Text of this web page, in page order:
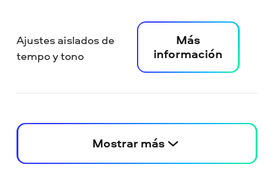
Ajustes aislados de
tempo y tono
Más
información
Mostrar más